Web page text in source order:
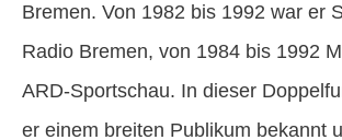
Bremen. Von 1982 bis 1992 war er
Radio Bremen, von 1984 bis 1992
ARD-Sportschau. In dieser
er einem breiten Publikum bekannt